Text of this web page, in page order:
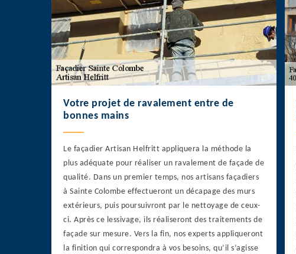
Votre projet de ravalement entre de
bonnes mains
Le façadier Artisan Helfritt appliquera la méthode la
plus adéquate pour réaliser un ravalement de façade de
qualité. Dans un premier temps, nos artisans façadiers
à Sainte Colombe effectueront un décapage des murs
extérieurs, puis poursuivront par le nettoyage de ceux-
ci. Après ce lessivage, ils réaliseront des traitements de
façade sur mesure. Vers la fin, nos experts appliqueront
la finition qui correspondra à vos besoins, qu’il s’agisse